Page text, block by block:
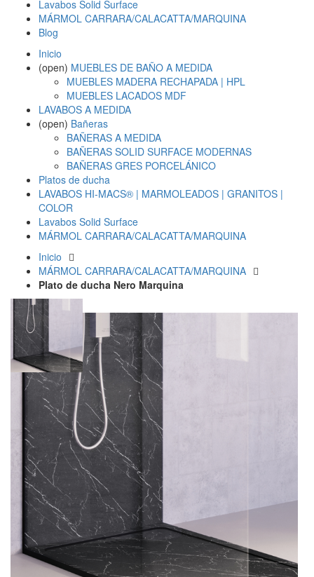
Lavabos Solid Surface
MÁRMOL CARRARA/CALACATTA/MARQUINA
Blog
Inicio
(open) MUEBLES DE BAÑO A MEDIDA
MUEBLES MADERA RECHAPADA | HPL
MUEBLES LACADOS MDF
LAVABOS A MEDIDA
(open) Bañeras
BAÑERAS A MEDIDA
BAÑERAS SOLID SURFACE MODERNAS
BAÑERAS GRES PORCELÁNICO
Platos de ducha
LAVABOS HI-MACS® | MARMOLEADOS | GRANITOS |
COLOR
Lavabos Solid Surface
MÁRMOL CARRARA/CALACATTA/MARQUINA
Inicio
MÁRMOL CARRARA/CALACATTA/MARQUINA
Plato de ducha Nero Marquina